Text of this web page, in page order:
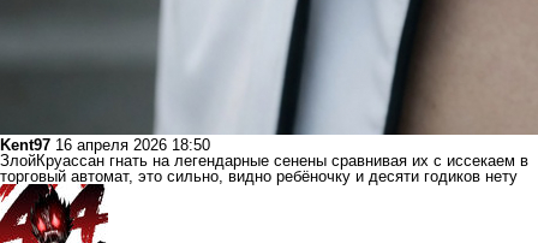
Kent97 16 апреля 2026 18:50
ЗлойКруассан гнать на легендарные сенены сравнивая их с иссекаем в
торговый автомат, это сильно, видно ребёночку и десяти годиков нету